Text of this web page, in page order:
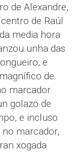
de Alexandre,
de Raúl
media hora
unha das
e
de
marcador
golazo de
e incluso
marcador,
xogada